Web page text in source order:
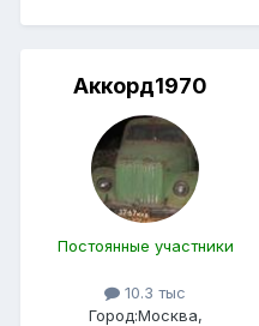
Аккорд1970
Постоянные участники
10.3 тыс
Город:Москва,